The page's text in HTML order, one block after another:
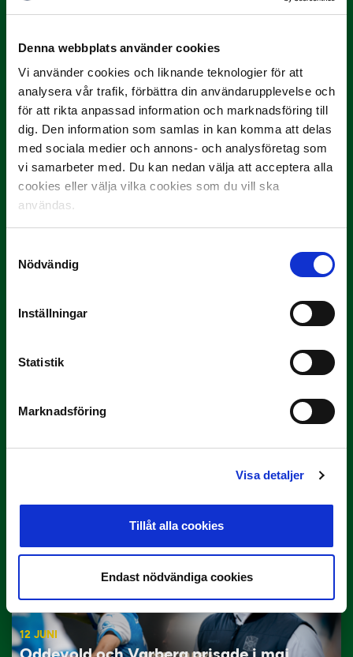
Denna webbplats använder cookies
Vi använder cookies och liknande teknologier för att
analysera vår trafik, förbättra din användarupplevelse och
för att rikta anpassad information och marknadsföring till
dig. Den information som samlas in kan komma att delas
med sociala medier och annons- och analysföretag som
vi samarbeter med. Du kan nedan välja att acceptera alla
cookies eller välja vilka cookies som du vill ska
användas.
Nödvändig
Inställningar
Statistik
Marknadsföring
Visa detaljer
Tillåt alla cookies
Endast nödvändiga cookies
Yttrar gör…
Här är de…
12 JUNI